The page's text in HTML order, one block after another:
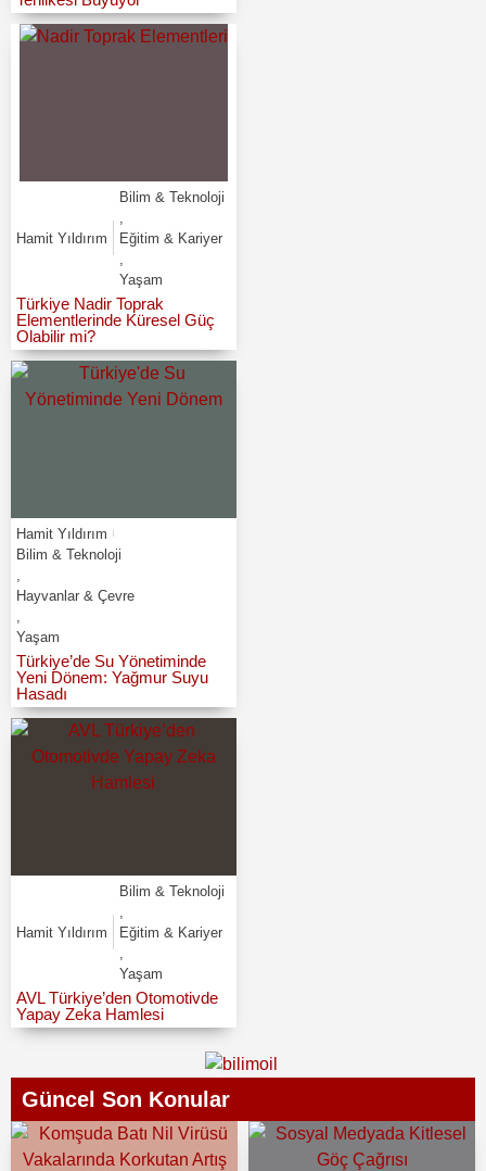
Hamit Yıldırım
Bilim & Teknoloji
Eğitim & Kariyer
Yaşam
Türkiye Nadir Toprak
Elementlerinde Küresel Güç
Olabilir mi?
Hamit Yıldırım
Bilim & Teknoloji
Hayvanlar & Çevre
Yaşam
Türkiye’de Su Yönetiminde
Yeni Dönem: Yağmur Suyu
Hasadı
Hamit Yıldırım
Bilim & Teknoloji
Eğitim & Kariyer
Yaşam
AVL Türkiye’den Otomotivde
Yapay Zeka Hamlesi
Güncel Son Konular